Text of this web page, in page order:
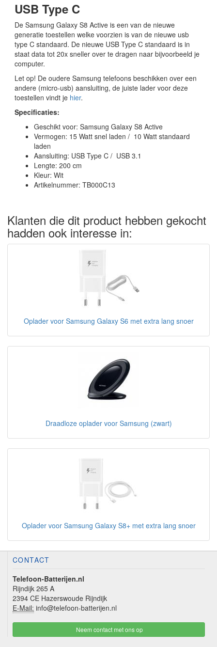
USB Type C
De Samsung Galaxy S8 Active is een van de nieuwe
generatie toestellen welke voorzien is van de nieuwe usb
type C standaard. De nieuwe USB Type C standaard is in
staat data tot 20x sneller over te dragen naar bijvoorbeeld je
computer.
Let op! De oudere Samsung telefoons beschikken over een
andere (micro-usb) aansluiting, de juiste lader voor deze
toestellen vindt je hier.
Specificaties:
Geschikt voor: Samsung Galaxy S8 Active
Vermogen: 15 Watt snel laden / 10 Watt standaard
laden
Aansluiting: USB Type C / USB 3.1
Lengte: 200 cm
Kleur: Wit
Artikelnummer: TB000C13
Klanten die dit product hebben gekocht
hadden ook interesse in:
Oplader voor Samsung Galaxy S6 met extra lang snoer
Draadloze oplader voor Samsung (zwart)
Oplader voor Samsung Galaxy S8+ met extra lang snoer
CONTACT
Telefoon-Batterijen.nl
Rijndijk 265 A
2394 CE Hazerswoude Rijndijk
E-Mail: info@telefoon-batterijen.nl
Neem contact met ons op